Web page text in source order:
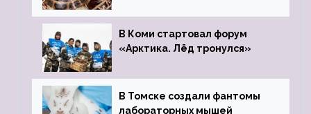
зоопарк
В Коми стартовал форум
«Арктика. Лёд тронулся»
В Томске создали фантомы
лабораторных мышей